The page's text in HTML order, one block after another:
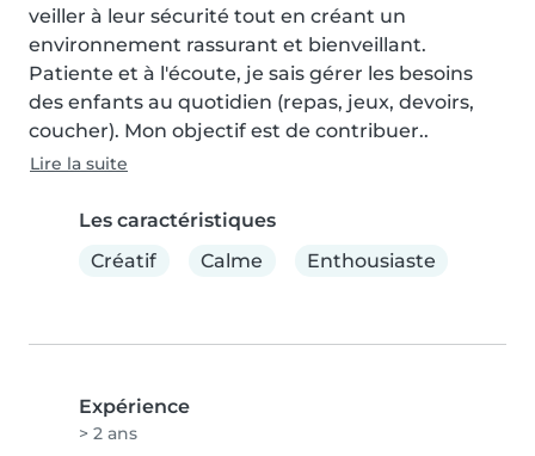
veiller à leur sécurité tout en créant un
environnement rassurant et bienveillant.
Patiente et à l'écoute, je sais gérer les besoins
des enfants au quotidien (repas, jeux, devoirs,
coucher). Mon objectif est de contribuer..
Lire la suite
Les caractéristiques
Créatif
Calme Enthousiaste
Expérience
> 2 ans